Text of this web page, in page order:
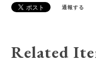
通報する
Related